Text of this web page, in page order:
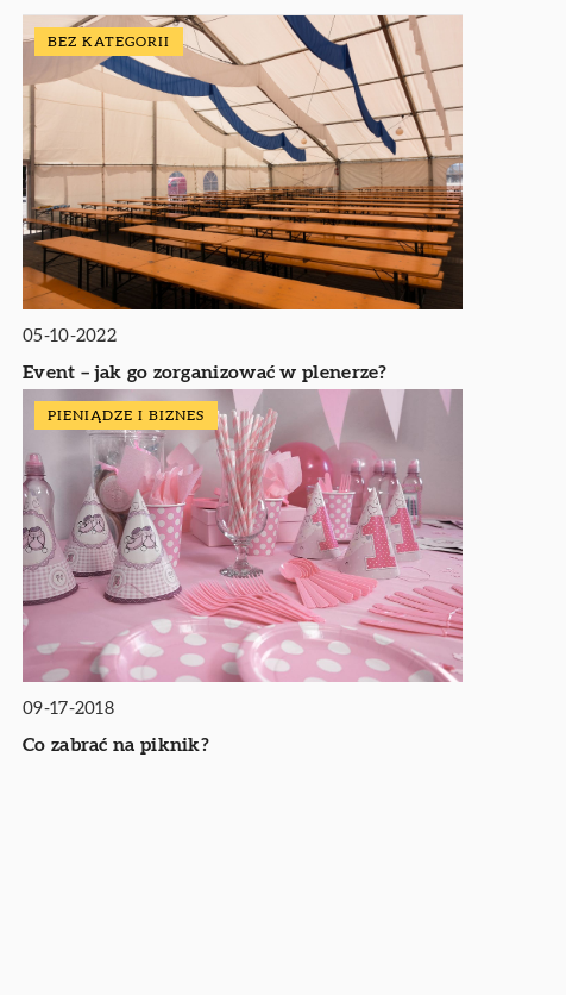
BEZ KATEGORII
05-10-2022
Event – jak go zorganizować w plenerze?
PIENIĄDZE I BIZNES
09-17-2018
Co zabrać na piknik?